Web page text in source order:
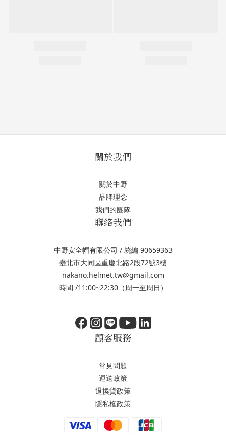
關於我們
關於中野
品牌理念
我們的團隊
聯絡我們
中野安全帽有限公司 / 統編 90659363
臺北市大同區重慶北路2段72號3樓
nakano.helmet.tw@gmail.com
時間 /11:00~22:30（周一至周日）
顧客服務
常見問題
運送政策
退換貨政策
隱私權政策